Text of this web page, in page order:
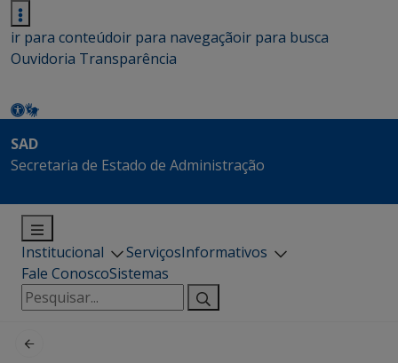
ir para conteúdoir para navegaçãoir para busca
Ouvidoria Transparência
SAD
Secretaria de Estado de Administração
Institucional ServiçosInformativos
Fale ConoscoSistemas
Pesquisar
por: